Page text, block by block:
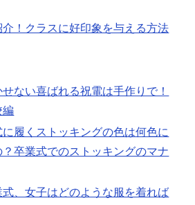
！クラスに好印象を与える方法
ない喜ばれる祝電は手作りで！
編
履くストッキングの色は何色に
卒業式でのストッキングのマナ
、女子はどのような服を着れば